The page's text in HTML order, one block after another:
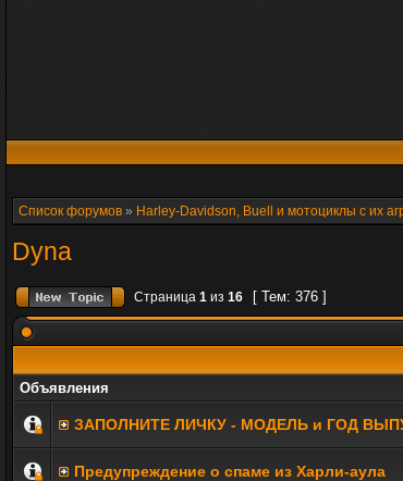
Список форумов » Harley-Davidson, Buell и мотоциклы с их
Dyna
Страница 1 из 16 [ Тем: 376 ]
Объявления
ЗАПОЛНИТE ЛИЧКУ - МОДЕЛЬ и ГОД
Предупреждение о спаме из Харли-аула